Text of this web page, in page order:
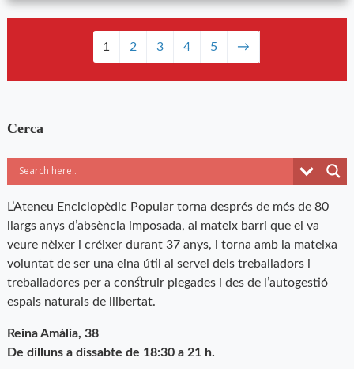
1 2 3 4 5 →
Cerca
L’Ateneu Enciclopèdic Popular torna després de més de 80
llargs anys d’absència imposada, al mateix barri que el va
veure nèixer i créixer durant 37 anys, i torna amb la mateixa
voluntat de ser una eina útil al servei dels treballadors i
treballadores per a construir plegades i des de l’autogestió
espais naturals de llibertat.
Reina Amàlia, 38
De dilluns a dissabte de 18:30 a 21 h.